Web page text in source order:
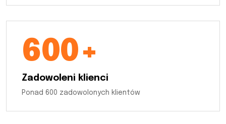
600+
Zadowoleni klienci
Ponad 600 zadowolonych klientów